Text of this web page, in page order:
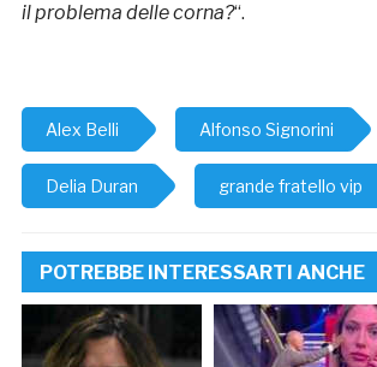
il problema delle corna?“.
Alex Belli Alfonso Signorini
Delia Duran grande fratello vip
POTREBBE INTERESSARTI ANCHE